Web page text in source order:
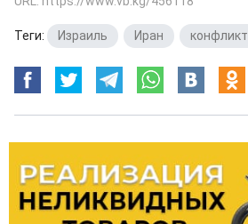
Теги: Израиль Иран конфликт